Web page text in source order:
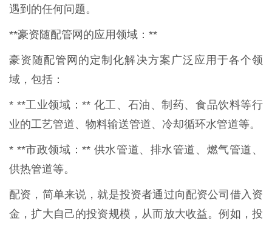
遇到的任何问题。
**豪资随配管网的应用领域：**
豪资随配管网的定制化解决方案广泛应用于各个领
域，包括：
* **工业领域：** 化工、石油、制药、食品饮料等行
业的工艺管道、物料输送管道、冷却循环水管道等。
* **市政领域：** 供水管道、排水管道、燃气管道、
供热管道等。
配资，简单来说，就是投资者通过向配资公司借入资
金，扩大自己的投资规模，从而放大收益。例如，投